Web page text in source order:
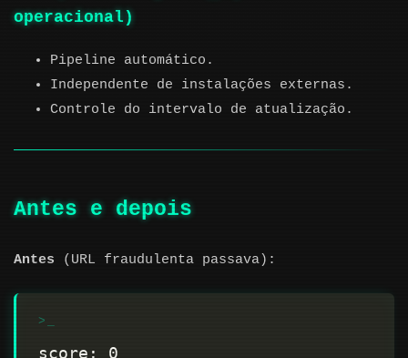
operacional)
Pipeline automático.
Independente de instalações externas.
Controle do intervalo de atualização.
Antes e depois
Antes (URL fraudulenta passava):